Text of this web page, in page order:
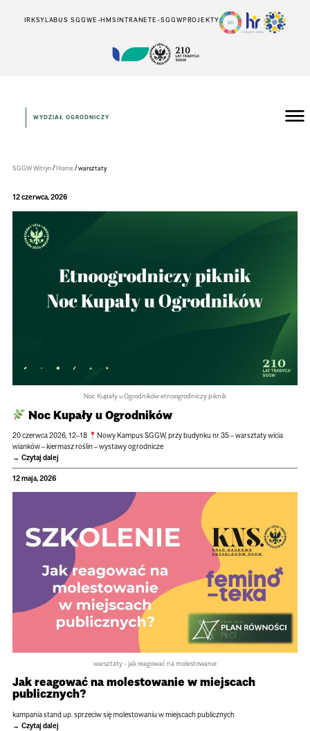
IRKSYLABUS SGGWE-HMSINTRANETE-SGGWPROJEKTY
WYDZIAŁ OGRODNICZY
SGGW Witryn/Home/warsztaty
12 czerwca, 2026
Noc Kupały u Ogrodników etnoogrodniczy piknik
Noc Kupały u Ogrod­ni­ków
20 czerwca 2026, 12–18
Nowy Kam­pus SGGW, przy budynku nr 35 – warsz­taty wicia
wian­ków – kier­masz roślin – wystawy ogrod­ni­cze
Czytaj dalej
12 maja, 2026
warsztaty - jak reagować na molestowanie
Jak reago­wać na mole­sto­wa­nie w miej­scach
publicz­nych?
kampania stand up. sprzeciw się molestowaniu w miejscach publicznych
Czytaj dalej